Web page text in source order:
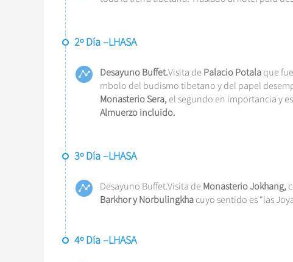
2º Día –LHASA
Desayuno Buffet.Visita de Palacio Potala que
mbolo del budismo tibetano y del papel
Monasterio Sera, el segundo en importancia y
Almuerzo incluido.
3º Día –LHASA
Desayuno Buffet.Visita de Monasterio Jokhang,
Barkhor y Norbulingkha cuyo sentido es “las
4º Día –LHASA